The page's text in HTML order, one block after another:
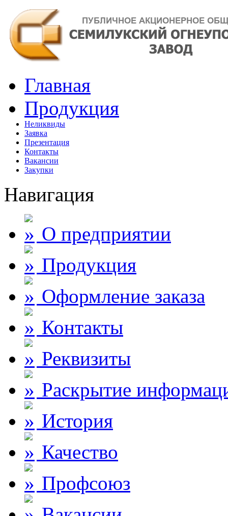
Главная
Продукция
Неликвиды
Заявка
Презентация
Контакты
Вакансии
Закупки
Навигация
О предприятии
Продукция
Оформление заказа
Контакты
Реквизиты
Раскрытие
История
Качество
Профсоюз